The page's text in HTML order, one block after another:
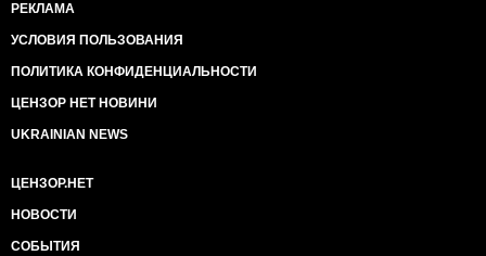
РЕКЛАМА
УСЛОВИЯ ПОЛЬЗОВАНИЯ
ПОЛИТИКА КОНФИДЕНЦИАЛЬНОСТИ
ЦЕНЗОР НЕТ НОВИНИ
UKRAINIAN NEWS
ЦЕНЗОР.НЕТ
НОВОСТИ
СОБЫТИЯ